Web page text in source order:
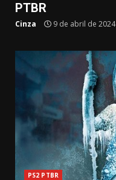
PTBR
Cinza 9 de abril de 2024
PS2 PTBR